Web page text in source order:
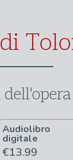
Audiolibro
digitale
€13.99